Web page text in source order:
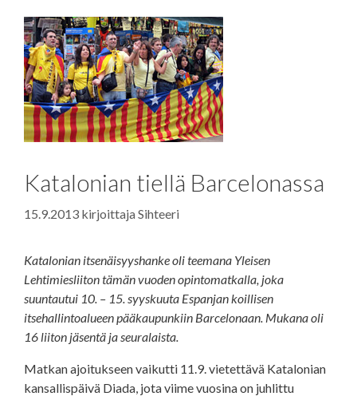
Katalonian tiellä Barcelonassa
15.9.2013 kirjoittajaSihteeri
Katalonian itsenäisyyshanke oli teemana Yleisen
Lehtimiesliiton tämän vuoden opintomatkalla, joka
suuntautui 10. – 15. syyskuuta Espanjan koillisen
itsehallintoalueen pääkaupunkiin Barcelonaan. Mukana oli
16 liiton jäsentä ja seuralaista.
Matkan ajoitukseen vaikutti 11.9. vietettävä Katalonian
kansallispäivä Diada, jota viime vuosina on juhlittu